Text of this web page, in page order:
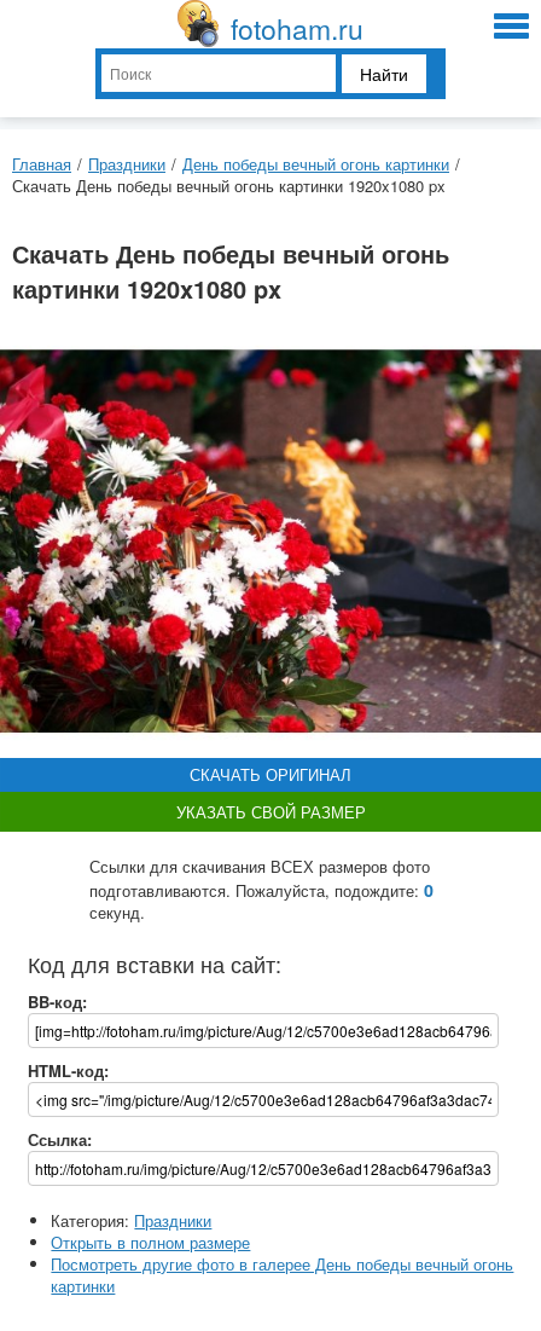
fotoham.ru
Найти
Главная / Праздники / День победы вечный огонь картинки /
Скачать День победы вечный огонь картинки 1920x1080 px
Скачать День победы вечный огонь
картинки 1920x1080 px
СКАЧАТЬ ОРИГИНАЛ
УКАЗАТЬ СВОЙ РАЗМЕР
Ссылки для скачивания ВСЕХ размеров фото
подготавливаются. Пожалуйста, подождите: 0
секунд.
Код для вставки на сайт:
BB-код:
HTML-код:
Ссылка:
Категория: Праздники
Открыть в полном размере
Посмотреть другие фото в галерее День победы вечный огонь
картинки